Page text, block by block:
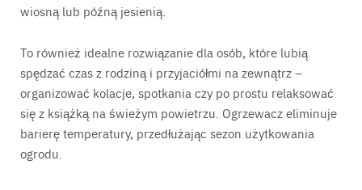
wiosną lub późną jesienią.
To również idealne rozwiązanie dla osób, które lubią
spędzać czas z rodziną i przyjaciółmi na zewnątrz –
organizować kolacje, spotkania czy po prostu relaksować
się z książką na świeżym powietrzu. Ogrzewacz eliminuje
barierę temperatury, przedłużając sezon użytkowania
ogrodu.